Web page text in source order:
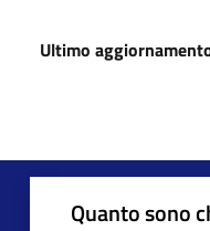
Ultimo
Quanto sono